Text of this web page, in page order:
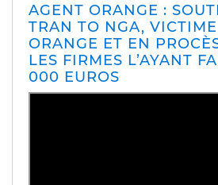
AGENT ORANGE :
TRAN TO NGA, VICTIME
ORANGE ET EN
LES FIRMES L’AYANT
000 EUROS